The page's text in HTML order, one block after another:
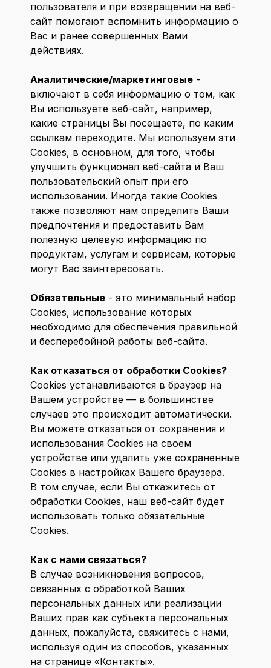
пользователя и при возвращении на веб-
сайт помогают вспомнить информацию о
Вас и ранее совершенных Вами
действиях.
Аналитические/маркетинговые -
включают в себя информацию о том, как
Вы используете веб-сайт, например,
какие страницы Вы посещаете, по каким
ссылкам переходите. Мы используем эти
Cookies, в основном, для того, чтобы
улучшить функционал веб-сайта и Ваш
пользовательский опыт при его
использовании. Иногда такие Cookies
также позволяют нам определить Ваши
предпочтения и предоставить Вам
полезную целевую информацию по
продуктам, услугам и сервисам, которые
могут Вас заинтересовать.
Обязательные - это минимальный набор
Cookies, использование которых
необходимо для обеспечения правильной
и бесперебойной работы веб-сайта.
Как отказаться от обработки Сookies?
Cookies устанавливаются в браузер на
Вашем устройстве — в большинстве
случаев это происходит автоматически.
Вы можете отказаться от сохранения и
использования Cookies на своем
устройстве или удалить уже сохраненные
Cookies в настройках Вашего браузера.
В том случае, если Вы откажитесь от
обработки Cookies, наш веб-сайт будет
использовать только обязательные
Cookies.
Как с нами связаться?
В случае возникновения вопросов,
связанных с обработкой Ваших
персональных данных или реализации
Ваших прав как субъекта персональных
данных, пожалуйста, свяжитесь с нами,
используя один из способов, указанных
на странице «Контакты».